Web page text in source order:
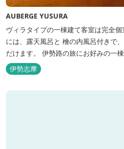
AUBERGE YUSURA
ヴィラタイプの一棟建て客室は完全
には、露天風呂と 檜の内風呂付きで
だけます。 伊勢路の旅にお好みの一
「AUBERGE YUSURA」が大切にして
らではの「ひと手間」のおもてなし。
伊勢志摩